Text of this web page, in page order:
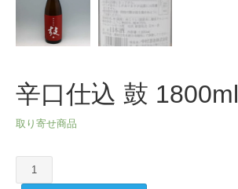
辛口仕込 鼓 1800ml
取り寄せ商品
口